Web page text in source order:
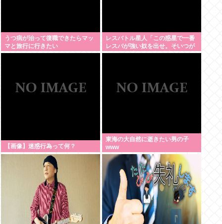
うつ病が治って復職できたらマッ
マと旅行に行きたい
レスバトル星人「この惑星で一番
レスバが強い奴を出せ。そいつが
負けたら滅ぼす」 誰を出す？
【画像】迷惑行為って何？
東海の大自然に逝きたい男の子
www